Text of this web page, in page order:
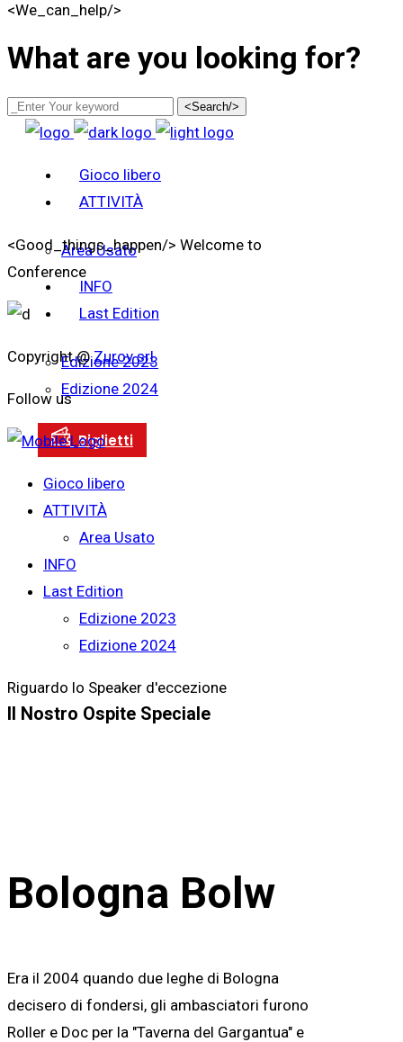
<We_can_help/>
What are you looking for?
<Search/>
Gioco libero
ATTIVITÀ
Area Usato
INFO
Last Edition
Edizione 2023
Edizione 2024
<Good_things_happen/> Welcome to
Conference
Copyright @Zurov srl
Follow us
Gioco libero
ATTIVITÀ
Area Usato
INFO
Last Edition
Edizione 2023
Edizione 2024
Riguardo lo Speaker d'eccezione
Il Nostro Ospite Speciale
Bologna Bolw
Era il 2004 quando due leghe di Bologna
decisero di fondersi, gli ambasciatori furono
Roller e Doc per la "Taverna del Gargantua" e